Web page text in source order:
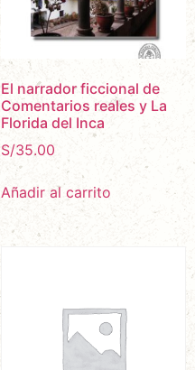
El narrador ficcional de
Comentarios reales y La
Florida del Inca
S/35.00
Añadir al carrito